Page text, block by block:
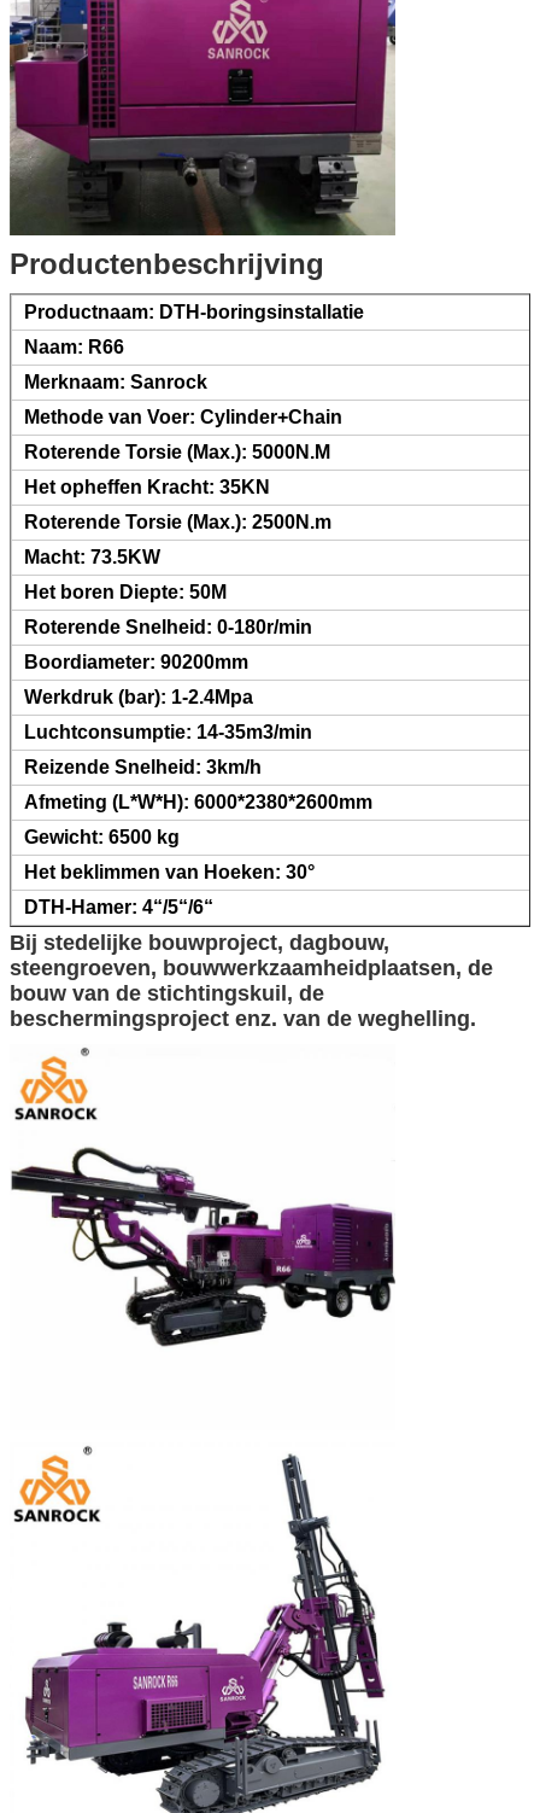
Productenbeschrijving
Productnaam: DTH-boringsinstallatie
Naam: R66
Merknaam: Sanrock
Methode van Voer: Cylinder+Chain
Roterende Torsie (Max.): 5000N.M
Het opheffen Kracht: 35KN
Roterende Torsie (Max.): 2500N.m
Macht: 73.5KW
Het boren Diepte: 50M
Roterende Snelheid: 0-180r/min
Boordiameter: 90200mm
Werkdruk (bar): 1-2.4Mpa
Luchtconsumptie: 14-35m3/min
Reizende Snelheid: 3km/h
Afmeting (L*W*H): 6000*2380*2600mm
Gewicht: 6500 kg
Het beklimmen van Hoeken: 30°
DTH-Hamer: 4“/5“/6“
Bij stedelijke bouwproject, dagbouw,
steengroeven, bouwwerkzaamheidplaatsen, de
bouw van de stichtingskuil, de
beschermingsproject enz. van de weghelling.